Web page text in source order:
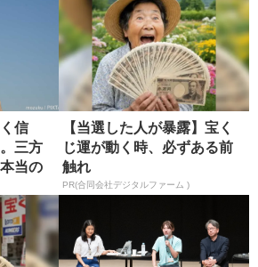
信
三方
当の
【当選した人が暴露】宝く
じ運が動く時、必ずある前
触れ
PR(合同会社デジタルファーム )